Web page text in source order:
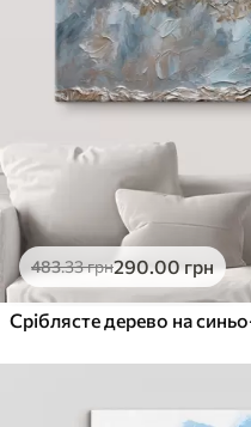
483.33грн290.00 грн
Сріблясте дерево на